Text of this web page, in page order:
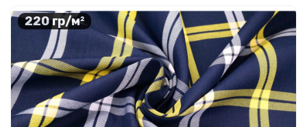
220 гр/м²